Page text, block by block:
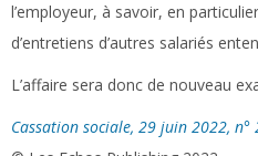
l’employeur, à savoir, en
d’entretiens d’autres salariés
L’affaire sera donc de nouveau
Cassation sociale, 29 juin 2022, n°